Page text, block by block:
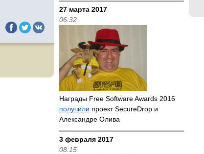
27 марта 2017
06:32
Награды Free Software Awards 2016
получили проект SecureDrop и
Александре Олива
3 февраля 2017
08:15